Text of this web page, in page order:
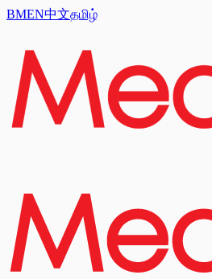
BMEN中文தமிழ்